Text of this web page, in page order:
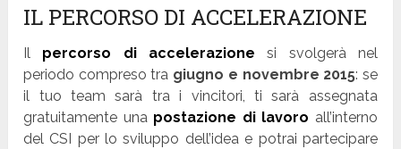
IL PERCORSO DI ACCELERAZIONE
Il percorso di accelerazione si svolgerà nel
periodo compreso tra giugno e novembre 2015: se
il tuo team sarà tra i vincitori, ti sarà assegnata
gratuitamente una postazione di lavoro all’interno
del CSI per lo sviluppo dell’idea e potrai partecipare